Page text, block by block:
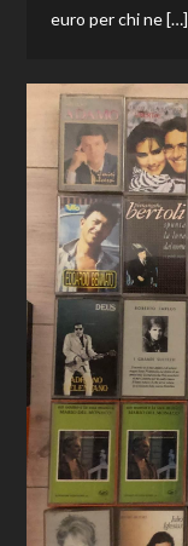
euro per chi ne […]